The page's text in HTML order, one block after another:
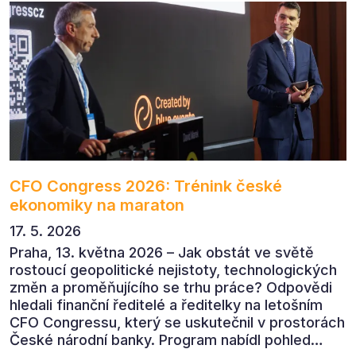
CFO Congress 2026: Trénink české
ekonomiky na maraton
17. 5. 2026
Praha, 13. května 2026 – Jak obstát ve světě
rostoucí geopolitické nejistoty, technologických
změn a proměňujícího se trhu práce? Odpovědi
hledali finanční ředitelé a ředitelky na letošním
CFO Congressu, který se uskutečnil v prostorách
České národní banky. Program nabídl pohled